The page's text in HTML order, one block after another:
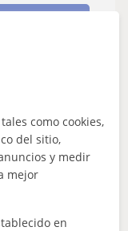
1ª clase gratis
como cookies,
del sitio,
y medir
mejor
en